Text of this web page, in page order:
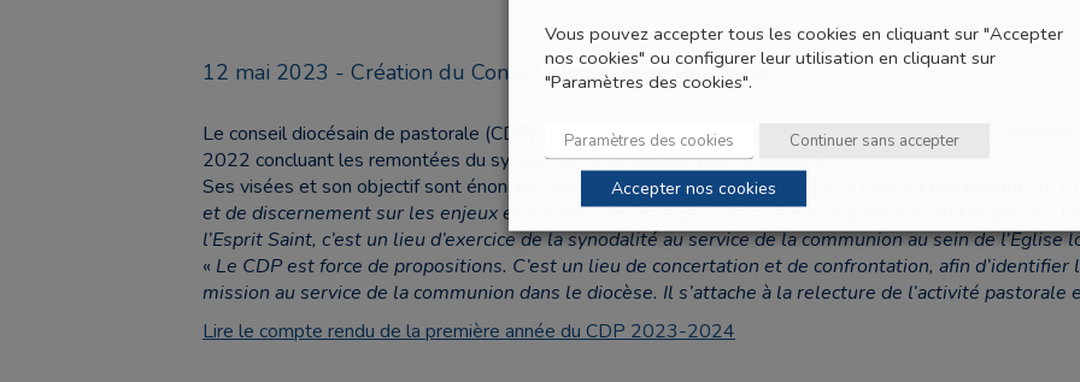
12 mai 2023 - Création du Conseil diocésain de Pastorale
Le conseil diocésain de pastorale (CDP) a été initié par Monseigneur Luc Crepy à la suite de
2022 concluant les remontées du synode sur la synodalité pour le diocèse.
Ses visées et son objectif sont énoncées dans ses statuts du 12 mai 2023 : «
Conseil de l’évêque, le
et de discernement sur les enjeux et les défis de l’évangélisation. Il est l’expression du Peuple de
l’Esprit Saint, c’est un lieu d’exercice de la synodalité au service de la communion au sein de l’Eglise
« Le CDP est force de propositions. C’est un lieu de concertation et de confrontation, afin
mission au service de la communion dans le diocèse. Il s’attache à la relecture de l’activité pastorale
Lire le compte rendu de la première année du CDP 2023-2024
Vous pouvez accepter tous les cookies en cliquant sur "Accepter
nos cookies" ou configurer leur utilisation en cliquant sur
"Paramètres des cookies".
Paramètres des cookies Continuer sans accepter
Accepter nos cookies